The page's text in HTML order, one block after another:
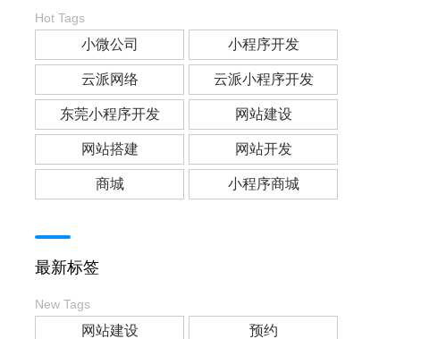
Hot Tags
小微公司 小程序开发
云派网络 云派小程序开发
东莞小程序开发 网站建设
网站搭建 网站开发
商城 小程序商城
最新标签
New Tags
网站建设 预约